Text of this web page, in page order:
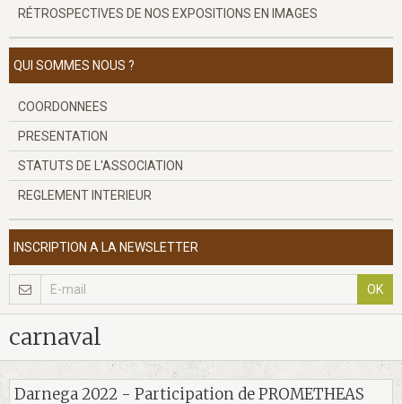
carnaval
Darnega 2022 - Participation de PROMETHEAS
RÉTROSPECTIVES DE NOS EXPOSITIONS EN IMAGES
QUI SOMMES NOUS ?
COORDONNEES
PRESENTATION
STATUTS DE L'ASSOCIATION
REGLEMENT INTERIEUR
INSCRIPTION A LA NEWSLETTER
OK